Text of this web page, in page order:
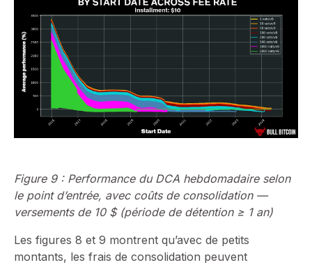
Figure 9 : Performance du DCA hebdomadaire selon
le point d’entrée, avec coûts de consolidation —
versements de 10 $ (période de détention ≥ 1 an)
Les figures 8 et 9 montrent qu’avec de petits
montants, les frais de consolidation peuvent